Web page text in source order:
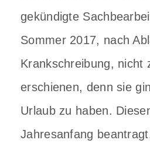
gekündigte
Sommer 2017, nach
Krankschreibung, nicht
erschienen, denn sie
Urlaub zu haben.
Jahresanfang